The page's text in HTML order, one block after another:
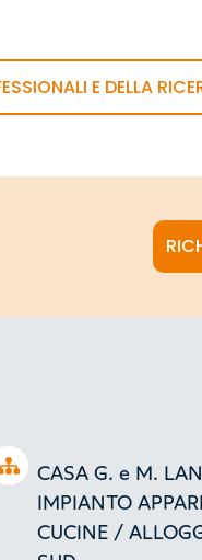
E DELLA
Open tree
CASA G. e M.
IMPIANTO
CUCINE /